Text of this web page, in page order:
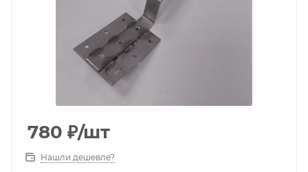
780 ₽/шт
Нашли дешевле?